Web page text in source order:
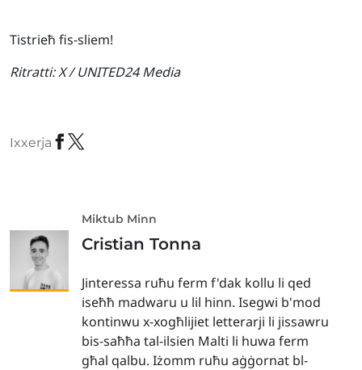
Tistrieħ fis-sliem!
Ritratti:X / UNITED24 Media
Ixxerja
Miktub Minn
Cristian Tonna
Jinteressa ruħu ferm f'dak kollu li qed
iseħħ madwaru u lil hinn. Isegwi b'mod
kontinwu x-xogħlijiet letterarji li jissawru
bis-saħħa tal-ilsien Malti li huwa ferm
għal qalbu. Iżomm ruħu aġġornat bl-